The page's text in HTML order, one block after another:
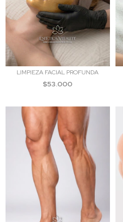
LIMPIEZA FACIAL PROFUNDA
$53.000